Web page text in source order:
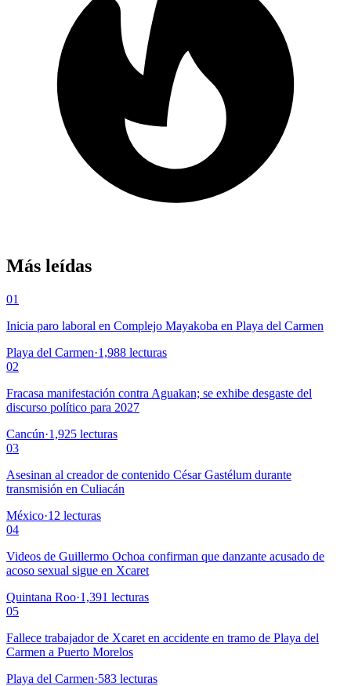
Más leídas
01
Inicia paro laboral en Complejo Mayakoba en Playa del Carmen
Playa del Carmen·1,988 lecturas
02
Fracasa manifestación contra Aguakan; se exhibe desgaste del
discurso político para 2027
Cancún·1,925 lecturas
03
Asesinan al creador de contenido César Gastélum durante
transmisión en Culiacán
México·12 lecturas
04
Videos de Guillermo Ochoa confirman que danzante acusado de
acoso sexual sigue en Xcaret
Quintana Roo·1,391 lecturas
05
Fallece trabajador de Xcaret en accidente en tramo de Playa del
Carmen a Puerto Morelos
Playa del Carmen·583 lecturas